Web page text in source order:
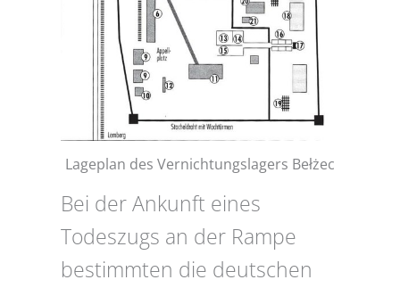
Lageplan des Vernichtungslagers Bełżec
Bei der Ankunft eines
Todeszugs an der Rampe
bestimmten die deutschen